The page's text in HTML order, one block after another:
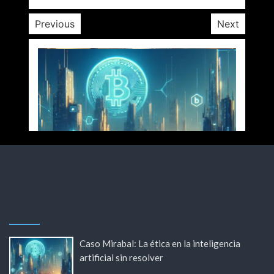
Previous Next
Caso Mirabal: La ética en la inteligencia
artificial sin resolver